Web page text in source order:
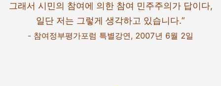
그래서 시민의 참여에 의한 참여 민주주의가 답이다,
일단 저는 그렇게 생각하고 있습니다.”
- 참여정부평가포럼 특별강연, 2007년 6월 2일